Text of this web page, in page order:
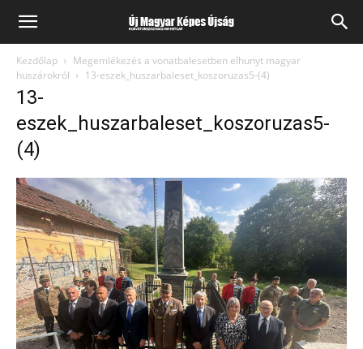
Kezdőlap
Megemlékezés a vonatbalesetben elhunyt magyar
huszárokról
13-eszek_huszarbaleset_koszoruzas5-(4)
13-
eszek_huszarbaleset_koszoruzas5-
(4)